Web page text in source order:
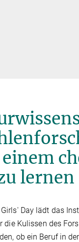
lernen
Day lädt das
die Kulissen des
ob ein Beruf in